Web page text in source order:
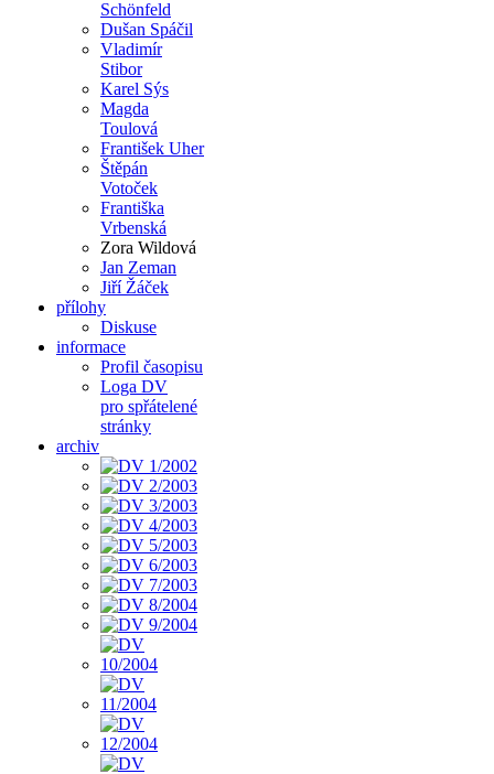
Schönfeld
Dušan Spáčil
Vladimír
Stibor
Karel Sýs
Magda
Toulová
František Uher
Štěpán
Votoček
Františka
Vrbenská
Zora Wildová
Jan Zeman
Jiří Žáček
přílohy
Diskuse
informace
Profil časopisu
Loga DV
pro spřátelené
stránky
archiv